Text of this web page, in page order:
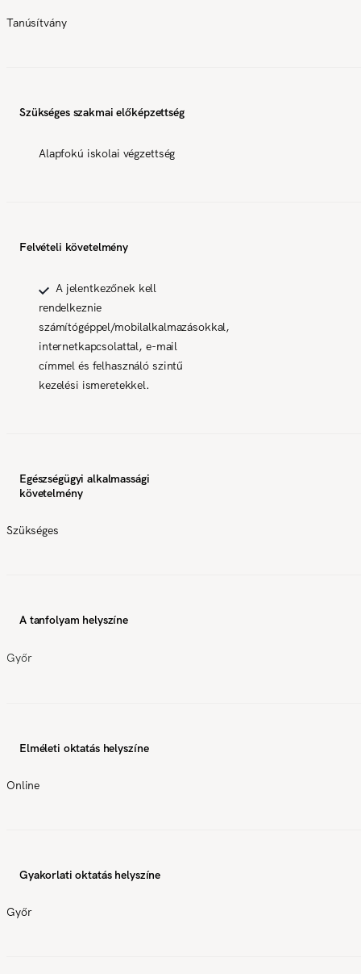
Tanúsítvány
Szükséges szakmai előképzettség
Alapfokú iskolai végzettség
Felvételi követelmény
A jelentkezőnek kell
rendelkeznie
számítógéppel/mobilalkalmazásokkal,
internetkapcsolattal, e-mail
címmel és felhasználó szintű
kezelési ismeretekkel.
Egészségügyi alkalmassági
követelmény
Szükséges
A tanfolyam helyszíne
Győr
Elméleti oktatás helyszíne
Online
Gyakorlati oktatás helyszíne
Győr